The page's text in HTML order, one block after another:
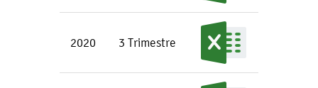
2020 3 Trimestre